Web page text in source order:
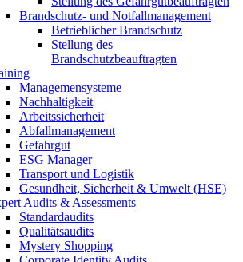
Brandschutz- und Notfallmanagement
Betrieblicher Brandschutz
Stellung des
Brandschutzbeauftragten
Managemensysteme
Nachhaltigkeit
Arbeitssicherheit
Abfallmanagement
Gefahrgut
ESG Manager
Transport und Logistik
Gesundheit, Sicherheit & Umwelt (HSE)
Audits & Assessments
Standardaudits
Qualitätsaudits
Mystery Shopping